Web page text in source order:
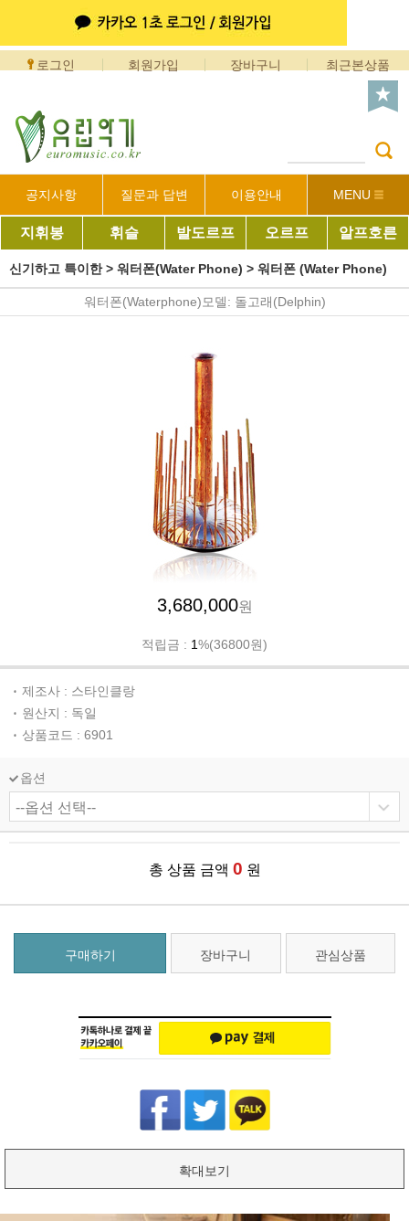
로그인 회원가입 장바구니 최근본상품
공지사항 질문과 답변 이용안내 MENU
지휘봉 휘슬 발도르프 오르프 알프호른
신기하고 특이한> 워터폰(Water Phone) > 워터폰 (Water Phone)
워터폰(Waterphone)모델: 돌고래(Delphin)
3,680,000원
적립금 : 1%(36800원)
제조사 : 스타인클랑
원산지 : 독일
상품코드 : 6901
옵션
총 상품 금액 0 원
구매하기 장바구니 관심상품
확대보기